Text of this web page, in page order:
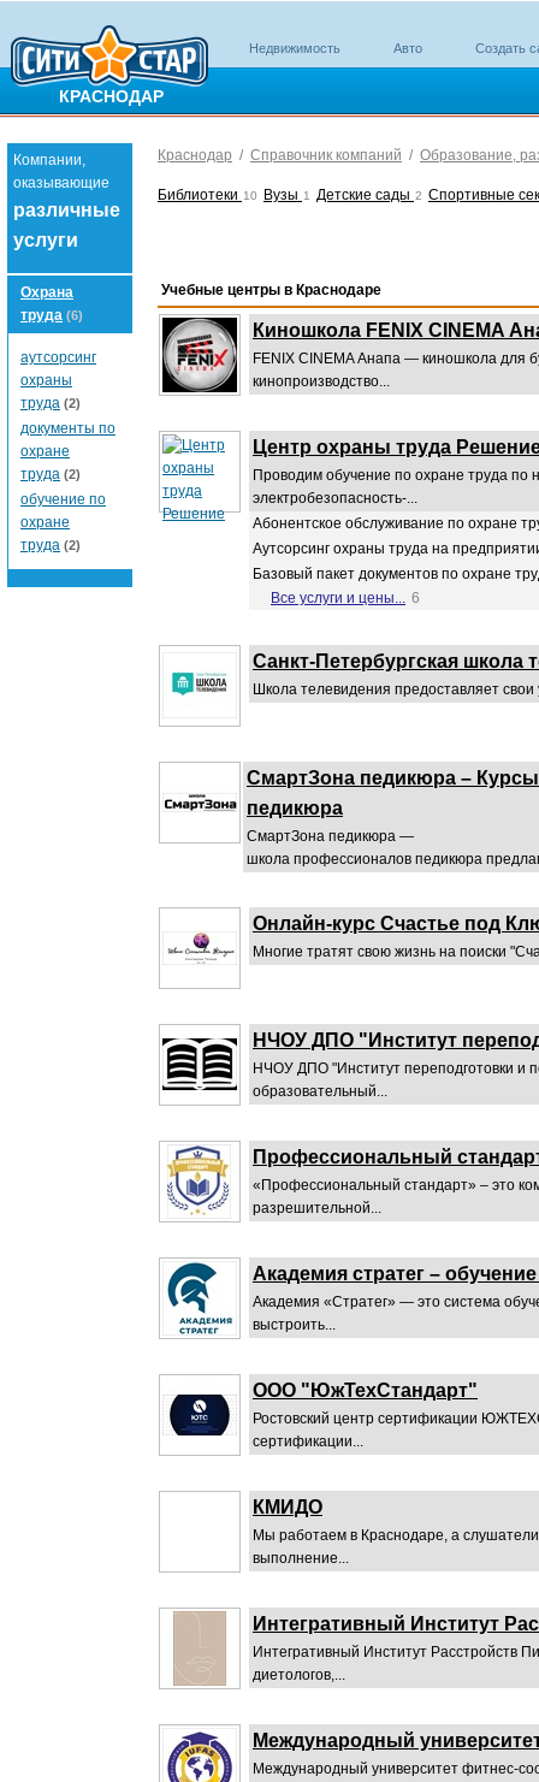
КРАСНОДАР
Недвижимость Авто Создать
Компании,
оказывающие
различные
услуги
Краснодар / Справочник компаний / Образование,
Библиотеки 10 Вузы 1 Детские сады 2 Спортивные
Охрана
труда (6)
аутсорсинг
охраны
труда (2)
документы по
охране
труда (2)
обучение по
охране
труда (2)
Учебные центры в Краснодаре
Киношкола FENIX CINEMA
FENIX CINEMA Анапа — киношкола для
кинопроизводство...
Центр охраны труда
Проводим обучение по охране труда
электробезопасность-...
Абонентское обслуживание по охране
Аутсорсинг охраны труда на
Базовый пакет документов по охране
Все услуги и цены... 6
Санкт-Петербургская школа
Школа телевидения предоставляет
СмартЗона педикюра –
педикюра
СмартЗона педикюра —
школа профессионалов педикюра
Онлайн-курс Счастье под
Многие тратят свою жизнь на поиски
НЧОУ ДПО "Институт
НЧОУ ДПО "Институт переподготовки и
образовательный...
Профессиональный
«Профессиональный стандарт» – это
разрешительной...
Академия стратег –
Академия «Стратег» — это система
выстроить...
ООО "ЮжТехСтандарт"
Ростовский центр сертификации
сертификации...
КМИДО
Мы работаем в Краснодаре, а
выполнение...
Интегративный Институт
Интегративный Институт Расстройств
диетологов,...
Международный
Международный университет фитнес-